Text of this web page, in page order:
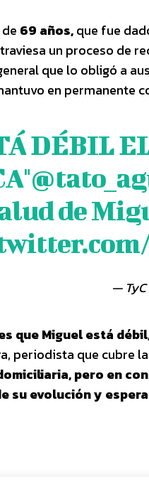
69 años,que fue
un proceso de
que lo obligó a
en permanente
DÉBIL
de
— TyC
que Miguel está
periodista que cubre
pero en
su evolución y